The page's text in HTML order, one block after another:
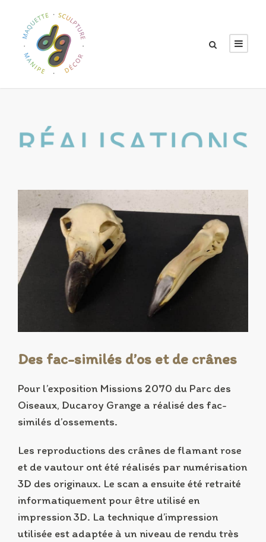
Des fac-similés d’os et de crânes
Pour l’exposition Missions 2070 du Parc des
Oiseaux, Ducaroy Grange a réalisé des fac-
similés d’ossements.
Les reproductions des crânes de flamant rose
et de vautour ont été réalisés par numérisation
3D des originaux. Le scan a ensuite été retraité
informatiquement pour être utilisé en
impression 3D. La technique d’impression
utilisée est adaptée à un niveau de rendu très